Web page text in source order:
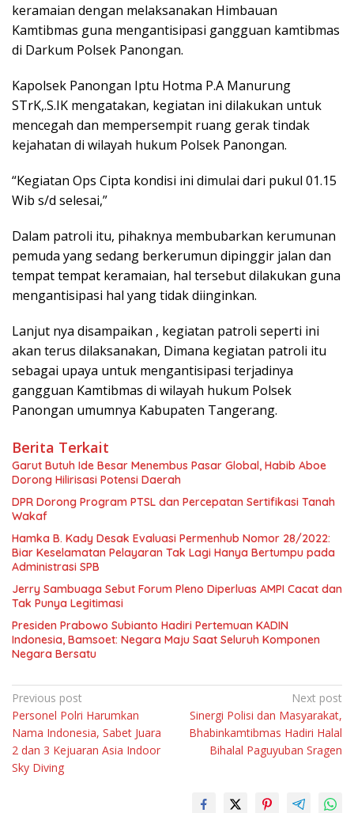
keramaian dengan melaksanakan Himbauan
Kamtibmas guna mengantisipasi gangguan kamtibmas
di Darkum Polsek Panongan.
Kapolsek Panongan Iptu Hotma P.A Manurung
STrK,.S.IK mengatakan, kegiatan ini dilakukan untuk
mencegah dan mempersempit ruang gerak tindak
kejahatan di wilayah hukum Polsek Panongan.
“Kegiatan Ops Cipta kondisi ini dimulai dari pukul 01.15
Wib s/d selesai,”
Dalam patroli itu, pihaknya membubarkan kerumunan
pemuda yang sedang berkerumun dipinggir jalan dan
tempat tempat keramaian, hal tersebut dilakukan guna
mengantisipasi hal yang tidak diinginkan.
Lanjut nya disampaikan , kegiatan patroli seperti ini
akan terus dilaksanakan, Dimana kegiatan patroli itu
sebagai upaya untuk mengantisipasi terjadinya
gangguan Kamtibmas di wilayah hukum Polsek
Panongan umumnya Kabupaten Tangerang.
Berita Terkait
Garut Butuh Ide Besar Menembus Pasar Global, Habib Aboe
Dorong Hilirisasi Potensi Daerah
DPR Dorong Program PTSL dan Percepatan Sertifikasi Tanah
Wakaf
Hamka B. Kady Desak Evaluasi Permenhub Nomor 28/2022:
Biar Keselamatan Pelayaran Tak Lagi Hanya Bertumpu pada
Administrasi SPB
Jerry Sambuaga Sebut Forum Pleno Diperluas AMPI Cacat dan
Tak Punya Legitimasi
Presiden Prabowo Subianto Hadiri Pertemuan KADIN
Indonesia, Bamsoet: Negara Maju Saat Seluruh Komponen
Negara Bersatu
Navigasi
pos
Previous post
Personel Polri Harumkan
Nama Indonesia, Sabet Juara
2 dan 3 Kejuaran Asia Indoor
Sky Diving
Next post
Sinergi Polisi dan Masyarakat,
Bhabinkamtibmas Hadiri Halal
Bihalal Paguyuban Sragen